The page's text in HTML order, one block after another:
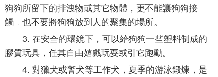
狗狗所留下的排洩物或其它物體，更不能讓狗狗接
觸，也不要將狗狗放到人的聚集的場所。
3. 在安全的環鏡下，可以給狗狗一些塑料制成的
膠質玩具，任其自由嬉戲玩耍或引它跑動。
4. 對獵犬或警犬等工作犬，夏季的游泳鍛煉，是